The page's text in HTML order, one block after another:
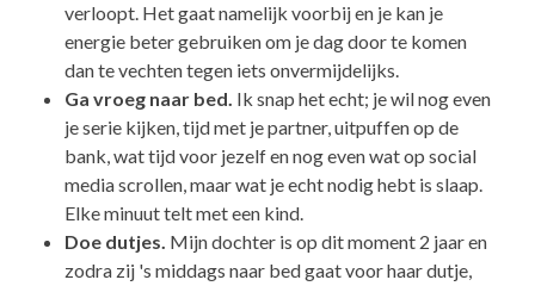
verloopt. Het gaat namelijk voorbij en je kan je
energie beter gebruiken om je dag door te komen
dan te vechten tegen iets onvermijdelijks.
Ga vroeg naar bed. Ik snap het echt; je wil nog even
je serie kijken, tijd met je partner, uitpuffen op de
bank, wat tijd voor jezelf en nog even wat op social
media scrollen, maar wat je echt nodig hebt is slaap.
Elke minuut telt met een kind.
Doe dutjes. Mijn dochter is op dit moment 2 jaar en
zodra zij 's middags naar bed gaat voor haar dutje,